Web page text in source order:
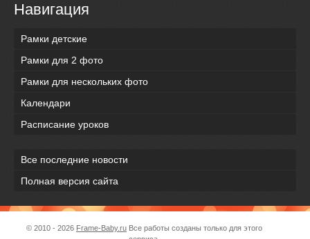
Навигация
Рамки детские
Рамки для 2 фото
Рамки для нескольких фото
Календари
Расписание уроков
Все последние новости
Полная версия сайта
© 2010 - 2026 Frame-Baby.ru Все работы созданы только для этого